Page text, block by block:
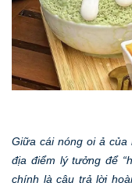
Giữa cái nóng oi ả
địa điểm lý tưởng để
chính là câu trả lời